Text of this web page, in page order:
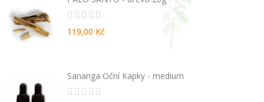
119,00 Kč
Sananga Oční Kapky - medium